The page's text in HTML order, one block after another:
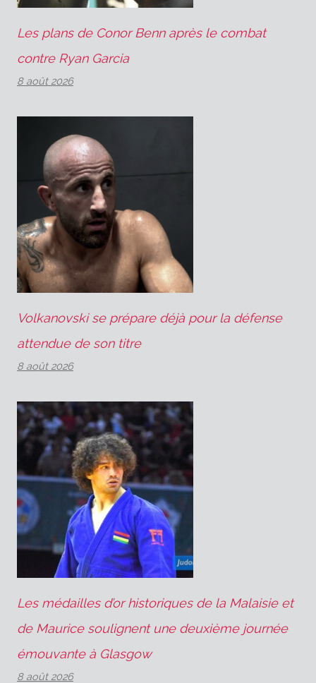
Les plans de Conor Benn après le combat
contre Ryan Garcia
8 août 2026
Volkanovski se prépare déjà pour la défense
attendue de son titre
8 août 2026
Les médailles d’or historiques de la Malaisie et
de Maurice soulignent une deuxième journée
émouvante à Glasgow
8 août 2026